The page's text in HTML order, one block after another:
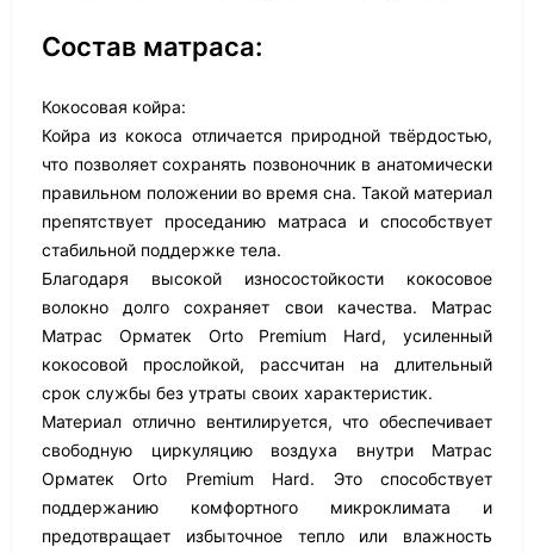
Состав матраса:
Кокосовая койра:
Койра из кокоса отличается природной твёрдостью,
что позволяет сохранять позвоночник в анатомически
правильном положении во время сна. Такой материал
препятствует проседанию матраса и способствует
стабильной поддержке тела.
Благодаря высокой износостойкости кокосовое
волокно долго сохраняет свои качества. Матрас
Матрас Орматек Orto Premium Hard, усиленный
кокосовой прослойкой, рассчитан на длительный
срок службы без утраты своих характеристик.
Материал отлично вентилируется, что обеспечивает
свободную циркуляцию воздуха внутри Матрас
Орматек Orto Premium Hard. Это способствует
поддержанию комфортного микроклимата и
предотвращает избыточное тепло или влажность